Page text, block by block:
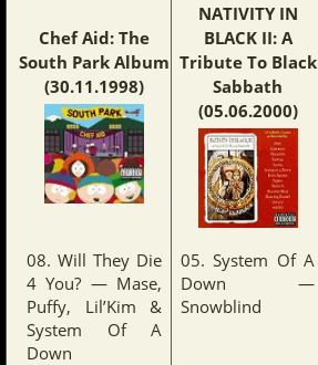
Chef Aid: The
South Park Album
(30.11.1998)
NATIVITY IN
BLACK II: A
Tribute To Black
Sabbath
(05.06.2000)
08. Will They Die
4 You? — Mase,
Puffy, Lil’Kim &
System Of A
Down
05. System Of A
Down —
Snowblind